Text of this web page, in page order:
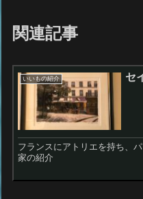
関連記事
いいもの紹介 セ
フランスにアトリエを持ち、
家の紹介